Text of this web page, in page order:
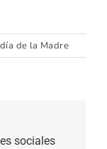
de la Madre
sociales